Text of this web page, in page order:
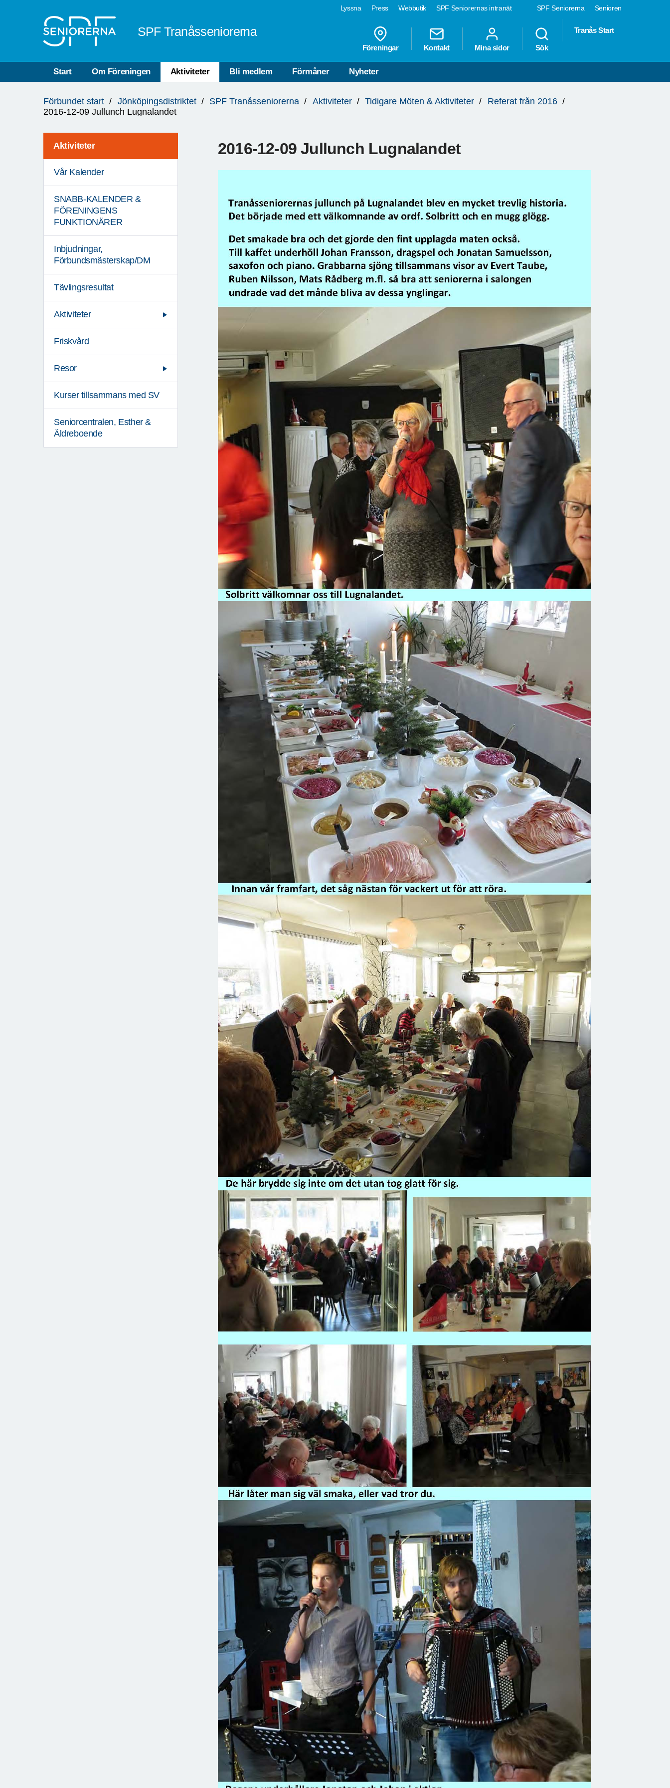
SPF Seniorerna Senioren
Lyssna Press Webbutik SPF Seniorernas intranät
SPF Tranåsseniorerna
Föreningar Kontakt Mina sidor Sök
Tranås Start
Start Om Föreningen Aktiviteter Bli medlem Förmåner Nyheter
är
Förbundet start Jönköpingsdistriktet SPF Tranåsseniorerna Aktiviteter Tidigare Möten & Aktiviteter
Referat från 2016
2016-12-09 Jullunch Lugnalandet
Aktiviteter
Vår Kalender
SNABB-KALENDER &
FÖRENINGENS
FUNKTIONÄRER
Inbjudningar,
Förbundsmästerskap/DM
Tävlingsresultat
Aktiviteter
Friskvård
Resor
Kurser tillsammans med SV
Seniorcentralen, Esther &
Äldreboende
2016-12-09 Jullunch Lugnalandet